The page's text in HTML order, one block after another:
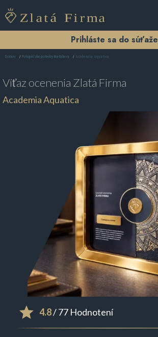
Prihláste sa do súťaže
Domov Potapáčske potreby Bratislava Academia Aquatica
Víťaz ocenenia Zlatá Firma
Academia Aquatica
4.8/ 77 Hodnotení